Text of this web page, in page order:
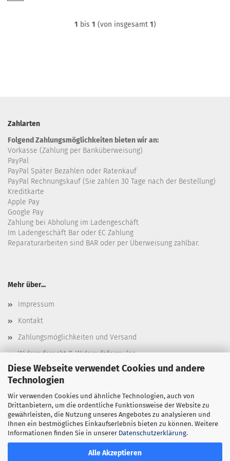
Diese Webseite verwendet Cookies und andere
Technologien
Wir verwenden Cookies und ähnliche Technologien, auch von
Drittanbietern, um die ordentliche Funktionsweise der Website zu
gewährleisten, die Nutzung unseres Angebotes zu analysieren und
Ihnen ein bestmögliches Einkaufserlebnis bieten zu können. Weitere
Informationen finden Sie in unserer Datenschutzerklärung.
Alle Akzeptieren
1 bis 1 (von insgesamt 1)
Zahlarten
Folgend Zahlungsmöglichkeiten bieten wir an:
Vorkasse (Zahlung per Banküberweisung)
PayPal
PayPal Später Bezahlen oder Ratenkauf
PayPal Rechnungskauf (Sie zahlen 30 Tage nach der Bestellung)
Kreditkarte
Apple Pay
Google Pay
Zahlung bei Abholung im Ladengeschäft
Im Ladengeschäft Bar oder EC Zahlung
Reparaturarbeiten sind BAR oder per Überweisung zahlbar.
Mehr über...
Impressum
Kontakt
Zahlungsmöglichkeiten und Versand
Widerrufsrecht & Widerrufsformular
AGB
Privatsphäre und Datenschutz
Cookie Einstellungen